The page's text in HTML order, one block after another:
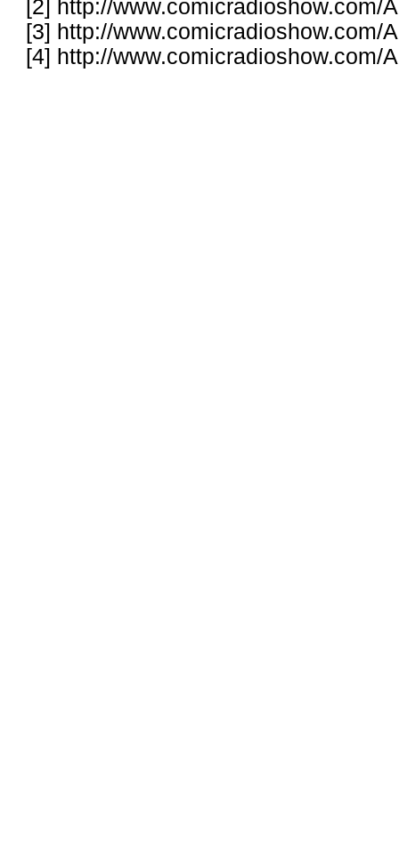
[2]
http://www.comicradioshow.com/
[3] http://www.comicradioshow.com/
[4] http://www.comicradioshow.com/